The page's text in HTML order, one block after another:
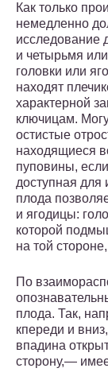
Как только
немедленно
исследование
и четырьмя
головки или
находят
характерной
ключицам.
остистые
находящиеся
пуповины,
доступная
плода
и ягодицы:
которой
на той
По
плода. Так,
кпереди и
впадина
сторону,—